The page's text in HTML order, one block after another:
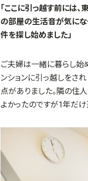
「ここに引っ越す前には
の部屋の生活音が気にな
件を探し始めました」
ご夫婦は一緒に暮らし始
ンションに引っ越しをさ
点がありました。隣の住
よかったのですが1年だけ